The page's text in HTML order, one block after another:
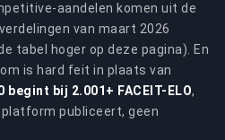
aandelen komen uit de
van maart 2026
tabel hoger op deze pagina). En
is hard feit in plaats van
begint bij 2.001+ FACEIT-ELO,
publiceert, geen